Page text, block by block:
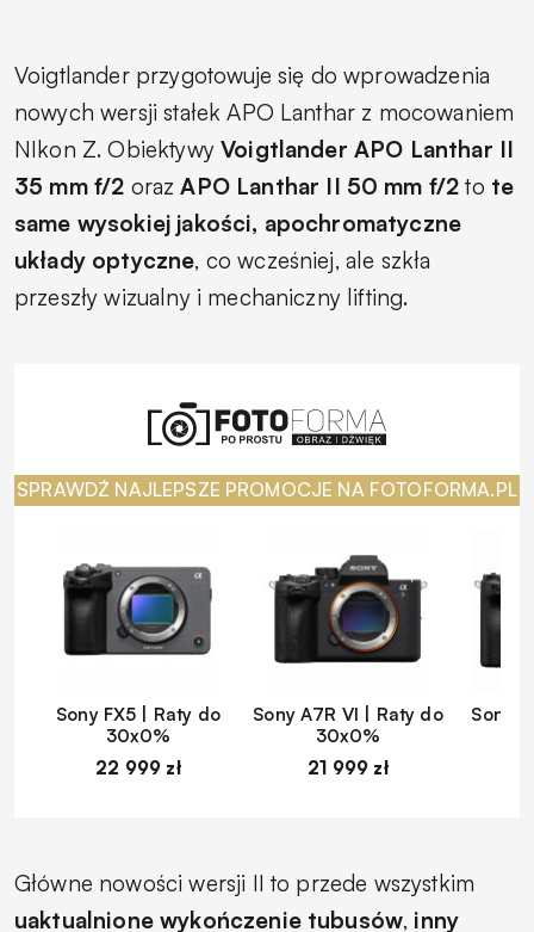
Voigtlander przygotowuje się do wprowadzenia
nowych wersji stałek APO Lanthar z mocowaniem
NIkon Z. ObiektywyVoigtlander APO Lanthar II
35 mm f/2 oraz APO Lanthar II 50 mm f/2 to te
same wysokiej jakości, apochromatyczne
układy optyczne, co wcześniej, ale szkła
przeszły wizualny i mechaniczny lifting.
SPRAWDŹ NAJLEPSZE PROMOCJE NA FOTOFORMA.PL
Sony FX5 | Raty do
30x0%
22 999 zł
Sony A7R VI | Raty do
30x0%
21 999 zł
Sony
Główne nowości wersji II to przede wszystkim
uaktualnione wykończenie tubusów, inny